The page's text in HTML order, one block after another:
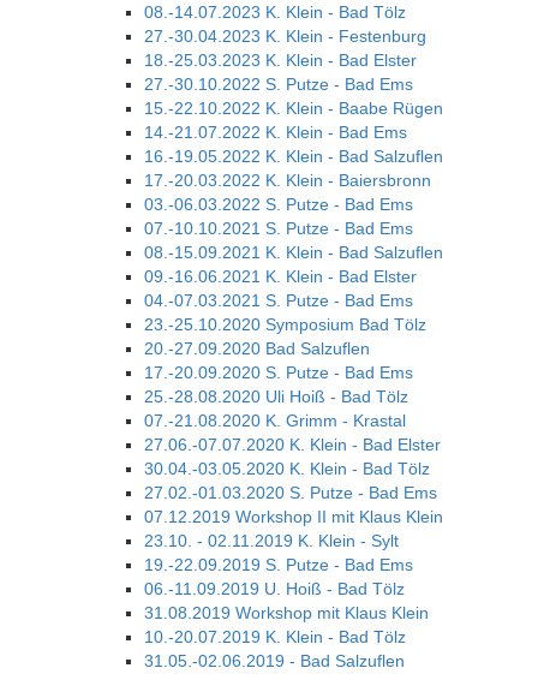
08.-14.07.2023 K. Klein - Bad Tölz
27.-30.04.2023 K. Klein - Festenburg
18.-25.03.2023 K. Klein - Bad Elster
27.-30.10.2022 S. Putze - Bad Ems
15.-22.10.2022 K. Klein - Baabe Rügen
14.-21.07.2022 K. Klein - Bad Ems
16.-19.05.2022 K. Klein - Bad Salzuflen
17.-20.03.2022 K. Klein - Baiersbronn
03.-06.03.2022 S. Putze - Bad Ems
07.-10.10.2021 S. Putze - Bad Ems
08.-15.09.2021 K. Klein - Bad Salzuflen
09.-16.06.2021 K. Klein - Bad Elster
04.-07.03.2021 S. Putze - Bad Ems
23.-25.10.2020 Symposium Bad Tölz
20.-27.09.2020 Bad Salzuflen
17.-20.09.2020 S. Putze - Bad Ems
25.-28.08.2020 Uli Hoiß - Bad Tölz
07.-21.08.2020 K. Grimm - Krastal
27.06.-07.07.2020 K. Klein - Bad Elster
30.04.-03.05.2020 K. Klein - Bad Tölz
27.02.-01.03.2020 S. Putze - Bad Ems
07.12.2019 Workshop II mit Klaus Klein
23.10. - 02.11.2019 K. Klein - Sylt
19.-22.09.2019 S. Putze - Bad Ems
06.-11.09.2019 U. Hoiß - Bad Tölz
31.08.2019 Workshop mit Klaus Klein
10.-20.07.2019 K. Klein - Bad Tölz
31.05.-02.06.2019 - Bad Salzuflen